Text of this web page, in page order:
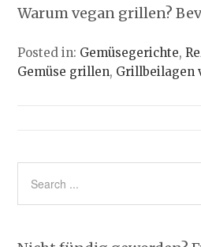
Warum vegan grillen?
Posted in: Gemüsegerichte,
Gemüse grillen, Grillbeilagen